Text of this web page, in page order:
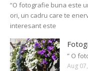
“O fotografie buna este
ori, un cadru care te
interesant este
” O
Aug